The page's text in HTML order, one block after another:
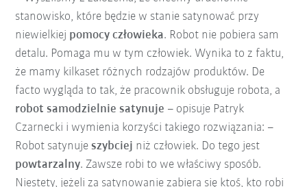
stanowisko, które będzie w stanie satynować przy
niewielkiej pomocy człowieka. Robot nie pobiera sam
detalu. Pomaga mu w tym człowiek. Wynika to z faktu,
że mamy kilkaset różnych rodzajów produktów. De
facto wygląda to tak, że pracownik obsługuje robota, a
robot samodzielnie satynuje – opisuje Patryk
Czarnecki i wymienia korzyści takiego rozwiązania: –
Robot satynujeszybciej niż człowiek. Do tego jest
powtarzalny. Zawsze robi to we właściwy sposób.
Niestety, jeżeli za satynowanie zabiera się ktoś, kto robi